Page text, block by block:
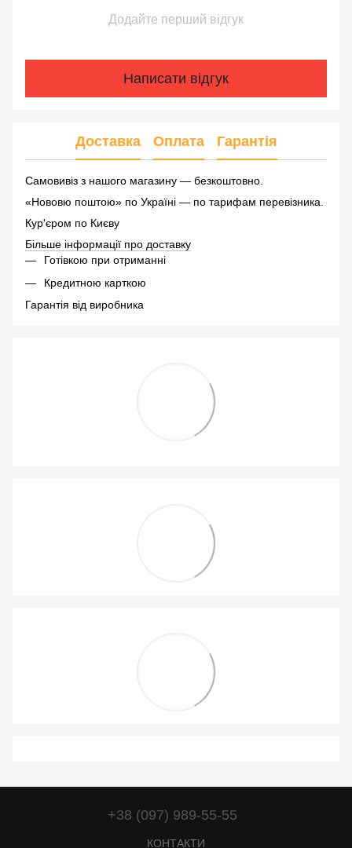
Додайте перший відгук
Написати відгук
Доставка Оплата Гарантія
Самовивіз з нашого магазину — безкоштовно.
«Нововю поштою» по Україні — по тарифам перевізника.
Кур'єром по Києву
Більше інформації про доставку
Готівкою при отриманні
Кредитною карткою
Гарантія від виробника
+38 (097) 989-55-55
КОНТАКТИ